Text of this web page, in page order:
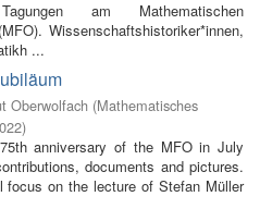
am Mathematischen
Wissenschaftshistoriker*innen,
...
Oberwolfach (Mathematisches
)
anniversary of the MFO in July
documents and pictures.
on the lecture of Stefan Müller